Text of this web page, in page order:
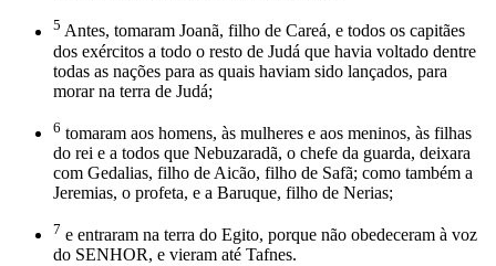
5 Antes, tomaram Joanã, filho de Careá, e todos os capitães
dos exércitos a todo o resto de Judá que havia voltado dentre
todas as nações para as quais haviam sido lançados, para
morar na terra de Judá;
6 tomaram aos homens, às mulheres e aos meninos, às filhas
do rei e a todos que Nebuzaradã, o chefe da guarda, deixara
com Gedalias, filho de Aicão, filho de Safã; como também a
Jeremias, o profeta, e a Baruque, filho de Nerias;
7 e entraram na terra do Egito, porque não obedeceram à voz
do SENHOR, e vieram até Tafnes.